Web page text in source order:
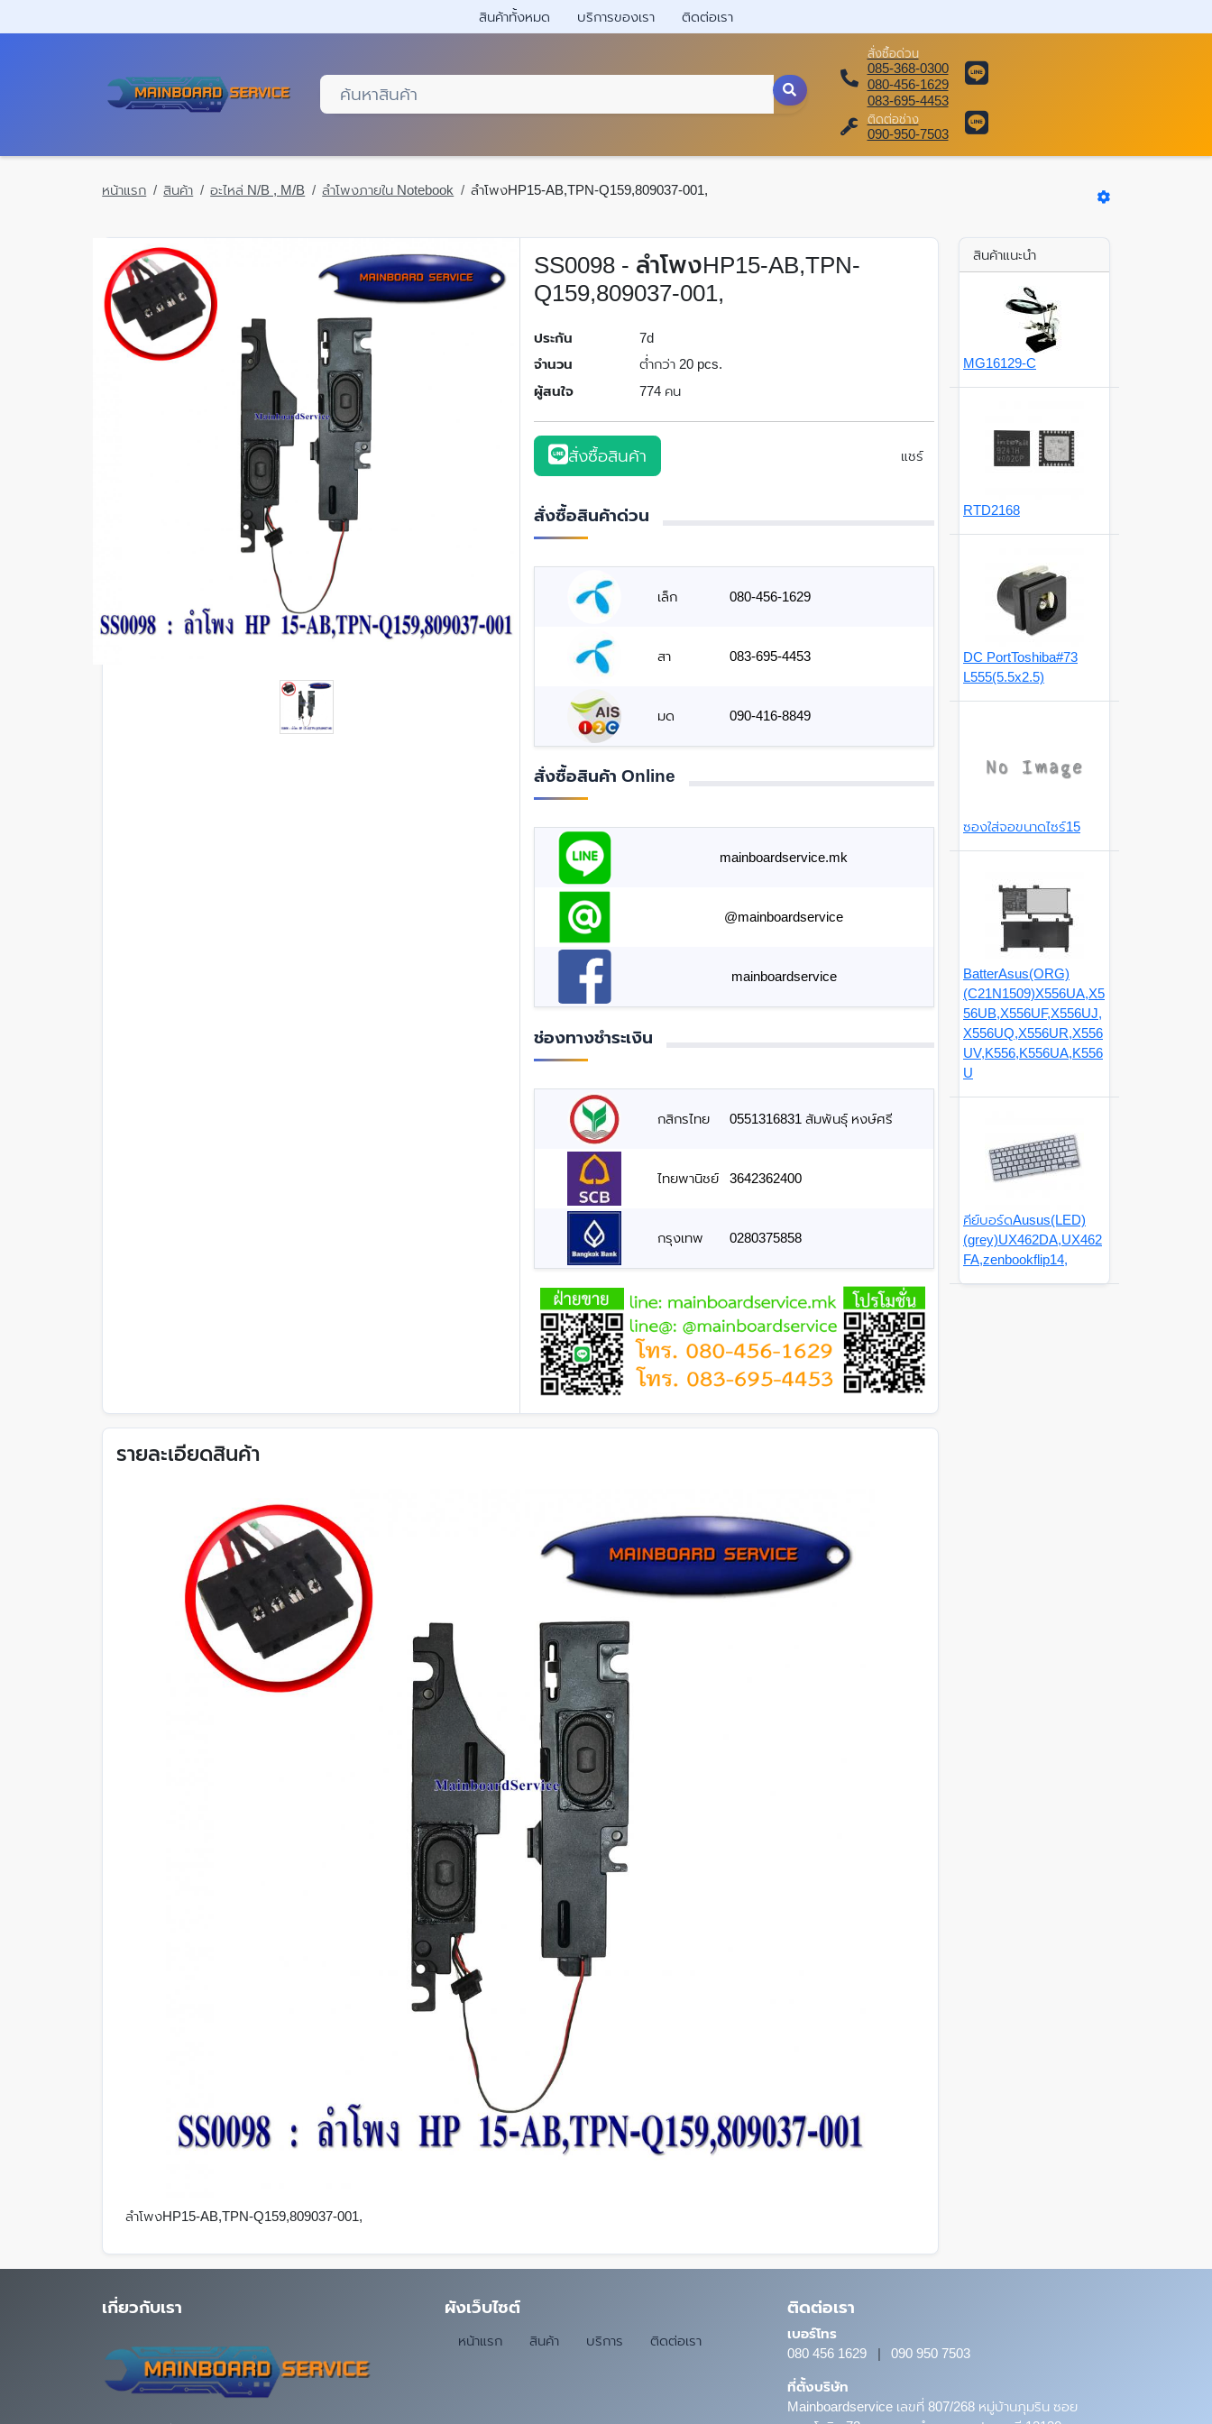
สินค้าทั้งหมด บริการของเรา ติดต่อเรา
สั่งซื้อด่วน
085-368-0300
080-456-1629
083-695-4453
ติดต่อช่าง
090-950-7503
หน้าแรก สินค้า อะไหล่ N/B , M/B ลำโพงภายใน Notebook ลำโพงHP15-AB,TPN-Q159,809037-001,
SS0098 - ลำโพงHP15-AB,TPN-
Q159,809037-001,
ประกัน
7d
จำนวน
ต่ำกว่า 20 pcs.
ผู้สนใจ
774 คน
สั่งซื้อสินค้า แชร์
สั่งซื้อสินค้าด่วน
เล็ก 080-456-1629
สา 083-695-4453
มด 090-416-8849
สั่งซื้อสินค้า Online
mainboardservice.mk
@mainboardservice
mainboardservice
ช่องทางชำระเงิน
กสิกรไทย 0551316831 สัมพันธุ์ หงษ์ศรี
ไทยพานิชย์ 3642362400
กรุงเทพ 0280375858
รายละเอียดสินค้า
ลำโพงHP15-AB,TPN-Q159,809037-001,
สินค้าแนะนำ
MG16129-C
RTD2168
DC PortToshiba#73
L555(5.5x2.5)
ซองใส่จอขนาดไซร์15
BatterAsus(ORG)
(C21N1509)X556UA,X5
56UB,X556UF,X556UJ,
X556UQ,X556UR,X556
UV,K556,K556UA,K556
U
คีย์บอร์ดAusus(LED)
(grey)UX462DA,UX462
FA,zenbookflip14,
เกี่ยวกับเรา ผังเว็บไซต์
หน้าแรก สินค้า บริการ ติดต่อเรา
ติดต่อเรา
เบอร์โทร
080 456 1629
| 090 950 7503
ที่ตั้งบริษัท
Mainboardservice เลขที่ 807/268 หมู่บ้านภุมริน ซอย